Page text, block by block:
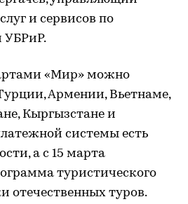
и сервисов по
УБРиР.
«Мир» можно
Армении, Вьетнаме,
Кыргызстане и
системы есть
а с 15 марта
туристического
отечественных туров.